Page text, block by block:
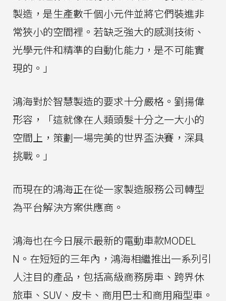
製造，是生產數千個小元件並將它們裝進非
常狹小的空間裡。若缺乏強大的感測技術、
光學元件和精準的自動化能力，是不可能實
現的。」
鴻海對於智慧製造的要求十分嚴格。劉揚偉
形容，「這就像在人類頭髮十分之一大小的
空間上，策劃一場完美的世界盃決賽，深具
挑戰。」
而現在的鴻海正在從一家製造服務公司轉型
為平台解決方案供應商。
鴻海也在今日展示最新的電動車款MODEL
N。在短短的三年內，鴻海相繼推出一系列引
人注目的產品，包括高級商務房車、跨界休
旅車、SUV、皮卡、商用巴士和商用廂型車。